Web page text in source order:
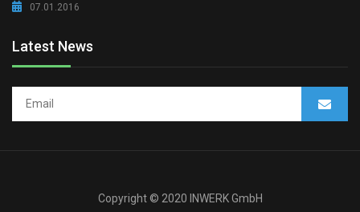
07.01.2016
Latest News
Copyright © 2020 INWERK GmbH